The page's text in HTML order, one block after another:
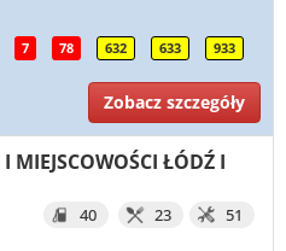
7 78 632 633 933
Zobacz szczegóły
MIEJSCOWOŚCI ŁÓDŹ I
40 23 51